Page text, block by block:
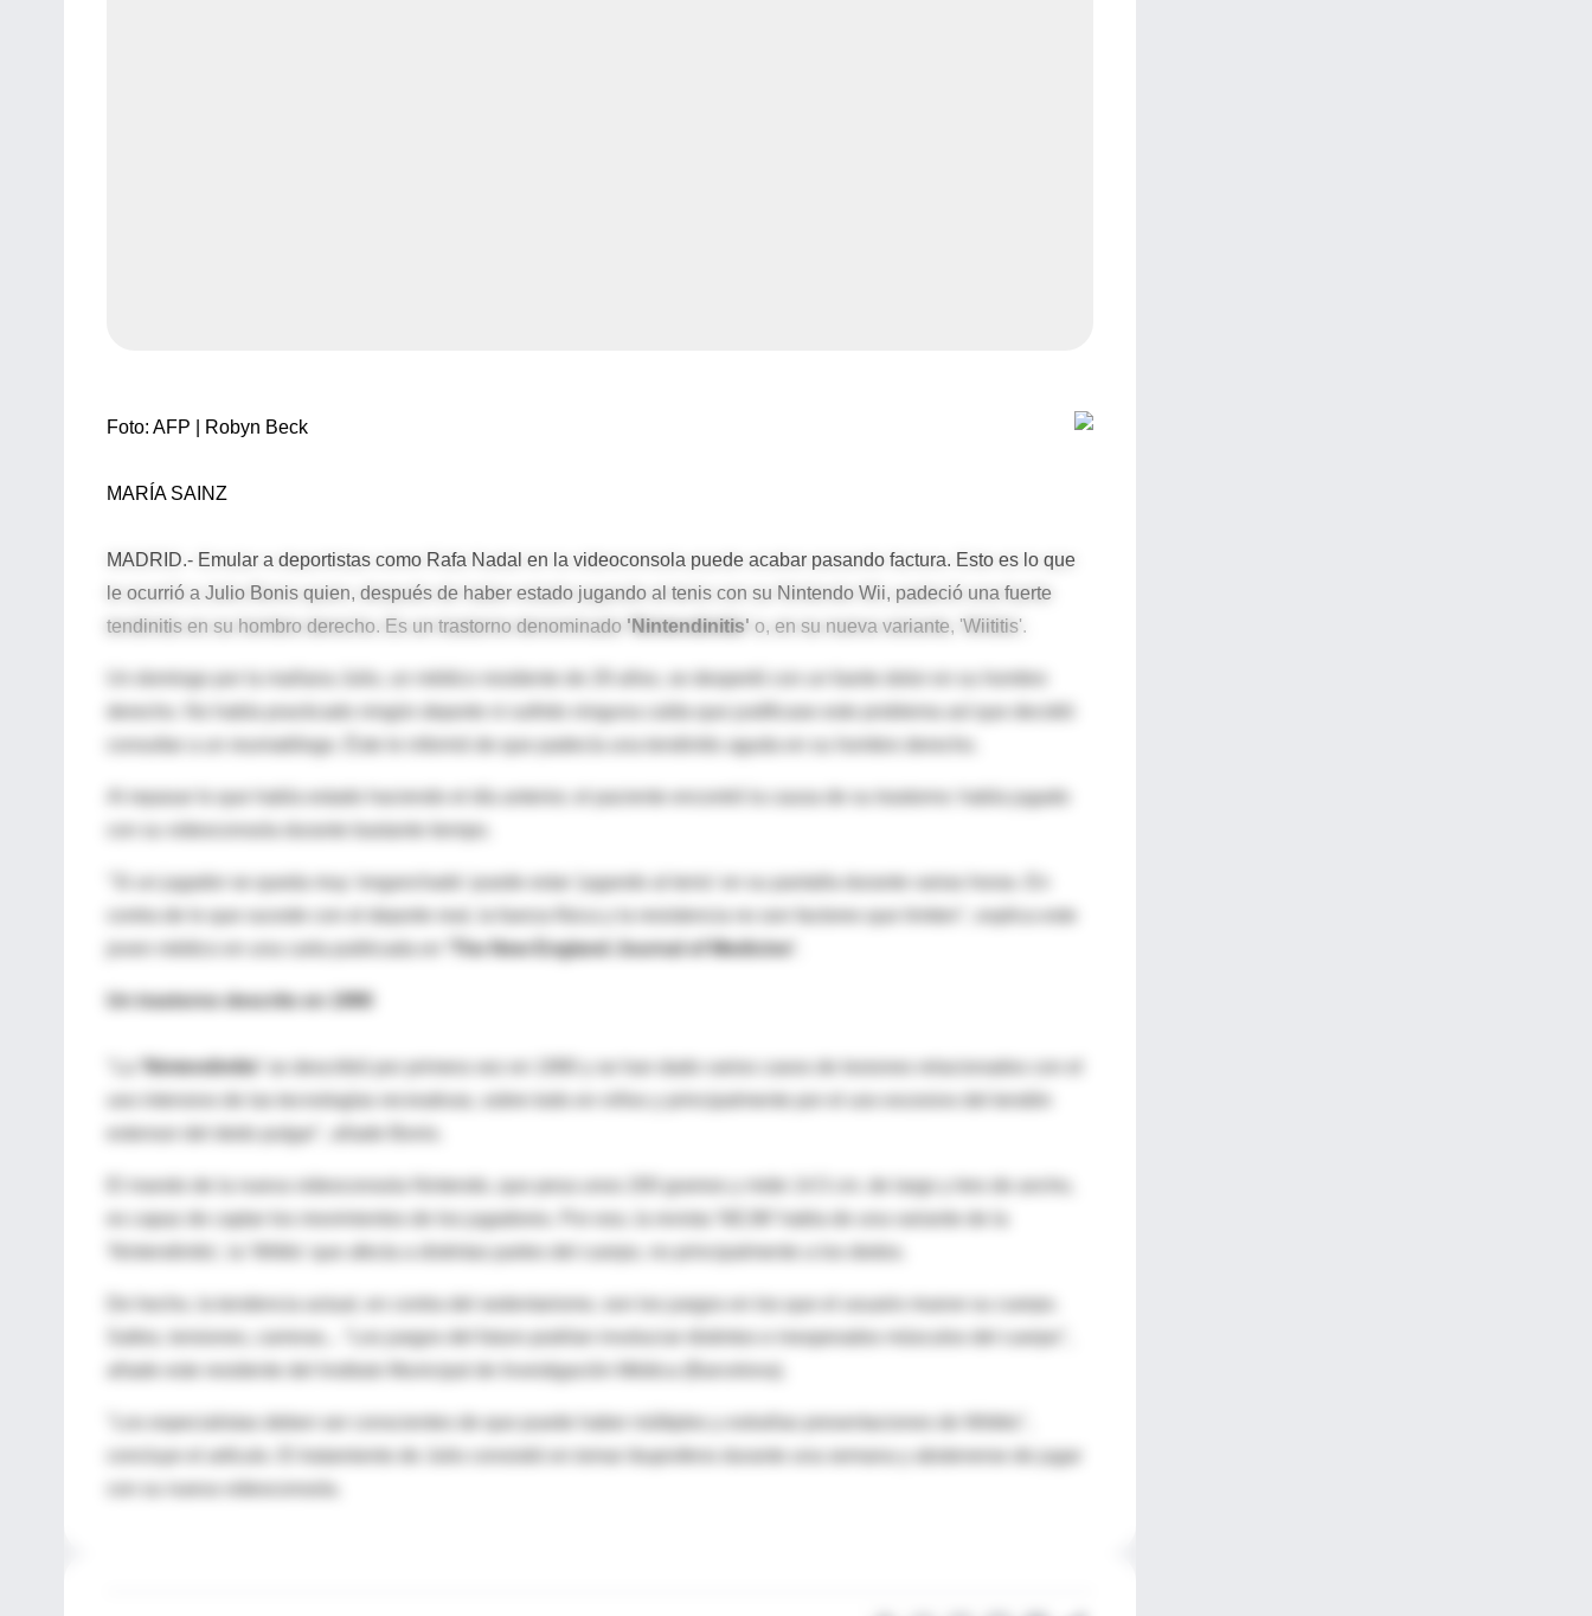
Foto: AFP | Robyn Beck
MARÍA SAINZ
MADRID.- Emular a deportistas como Rafa Nadal en la videoconsola puede acabar pasando factura. Esto es lo que
le ocurrió a Julio Bonis quien, después de haber estado jugando al tenis con su Nintendo Wii, padeció una fuerte
tendinitis en su hombro derecho. Es un trastorno denominado 'Nintendinitis' o, en su nueva variante, 'Wiititis'.
Un domingo por la mañana Julio, un médico residente de 29 años, se despertó con un fuerte dolor en su hombro
derecho. No había practicado ningún deporte ni sufrido ninguna caída que justificase este problema así que decidió
consultar a un reumatólogo. Éste le informó de que padecía una tendinitis aguda en su hombro derecho.
Al repasar lo que había estado haciendo el día anterior, el paciente encontró la causa de su trastorno: había jugado
con su videoconsola durante bastante tiempo.
"Si un jugador se queda muy 'enganchado' puede estar 'jugando al tenis' en su pantalla durante varias horas. En
'The New England Journal of Medicine'
Un trastorno descrito en 1990
'Nintendinitis'
uso intensivo de las tecnologías recreativas, sobre todo en niños y principalmente por el uso excesivo del tendón
extensor del dedo pulgar", añade Bonis.
El mando de la nueva videoconsola Nintendo, que pesa unos 200 gramos y mide 14.5 cm. de largo y tres de ancho,
es capaz de captar los movimientos de los jugadores. Por eso, la revista 'NEJM' habla de una variante de la
De hecho, la tendencia actual, en contra del sedentarismo, son los juegos en los que el usuario mueve su cuerpo.
Saltos, torsiones, carreras... "Los juegos del futuro podrían involucrar distintos e inesperados músculos del cuerpo",
añade este residente del Instituto Municipal de Investigación Médica (Barcelona).
concluye el artículo. El tratamiento de Julio consistió en tomar ibuprofeno durante una semana y abstenerse de jugar